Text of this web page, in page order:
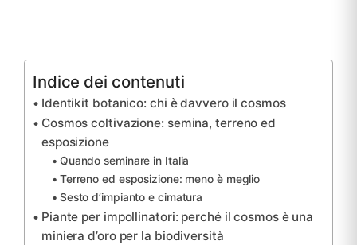
Indice dei contenuti
Identikit botanico: chi è davvero il cosmos
Cosmos coltivazione: semina, terreno ed
esposizione
Quando seminare in Italia
Terreno ed esposizione: meno è meglio
Sesto d’impianto e cimatura
Piante per impollinatori: perché il cosmos è una
miniera d’oro per la biodiversità